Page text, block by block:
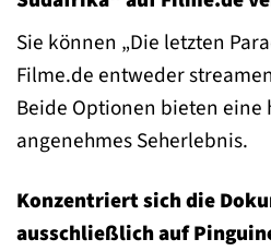
Sie können „Die letzten
Filme.de entweder
Beide Optionen bieten eine
angenehmes Seherlebnis.
Konzentriert sich die
ausschließlich auf